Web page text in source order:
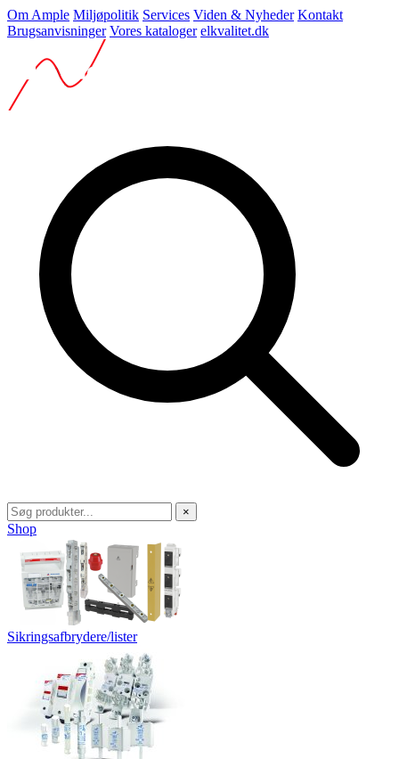
Om Ample Miljøpolitik Services Viden & Nyheder Kontakt
Brugsanvisninger Vores kataloger elkvalitet.dk
×
Shop
Sikringsafbrydere/lister